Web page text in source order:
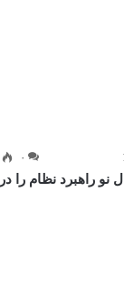
۰
نو راهبرد نظام را در